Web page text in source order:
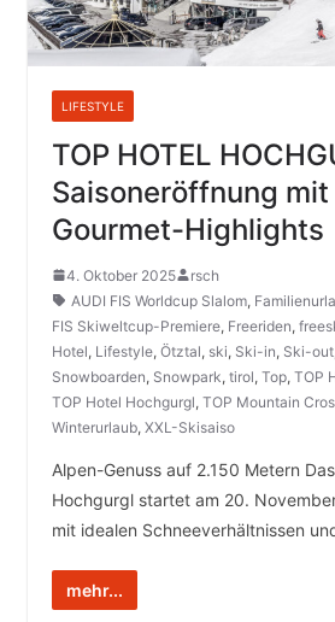
LIFESTYLE
TOP HOTEL
Saisoneröffnung mit
Gourmet-Highlights
4. Oktober 2025
rsch
AUDI FIS Worldcup Slalom,
FIS Skiweltcup-Premiere, Freeriden,
Hotel, Lifestyle, Ötztal, ski, Ski-in, Ski-out,
Snowboarden, Snowpark, tirol, Top, TOP
TOP Hotel Hochgurgl, TOP Mountain
Winterurlaub, XXL-Skisaiso
Alpen-Genuss auf 2.150 Metern
Hochgurgl startet am 20.
mit idealen Schneeverhältnissen
mehr...